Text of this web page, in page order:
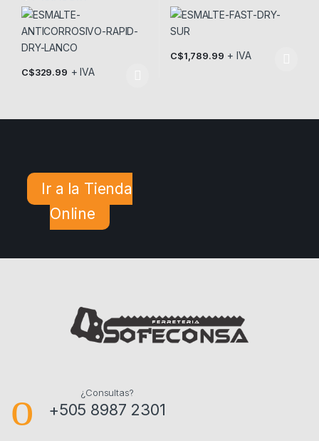
C$329.99 + IVA
C$1,789.99 + IVA
Ir a la Tienda
Online
¿Consultas?
+505 8987 2301